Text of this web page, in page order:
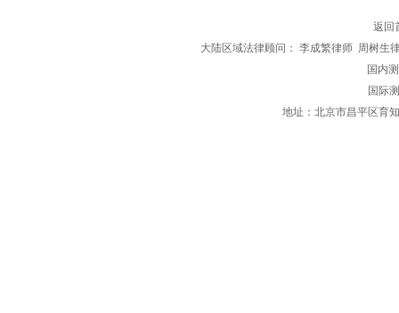
返回
大陆区域法律顾问： 李成繁律师 周树
国内测评
国际
地址：北京市昌平区